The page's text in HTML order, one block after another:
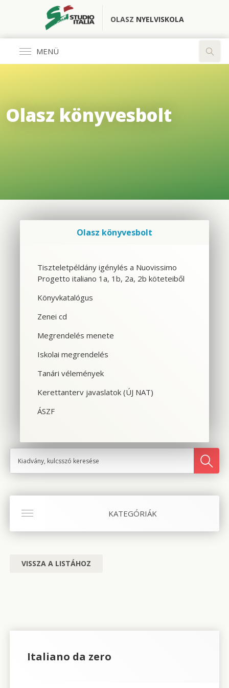
OLASZ NYELVISKOLA
MENÜ
CSOPORTOS NYELVTANFOLYAM
SPANYOL TANFOLYAM OLASZOSOKNAK
CILS NYELVVIZSGA
SZINTFELMÉRÉS
Olasz könyvesbolt
KATEGÓRIÁK
VISSZA A LISTÁHOZ
Italiano da zero
Olasz könyvesbolt
Tiszteletpéldány igénylés a Nuovissimo
Progetto italiano 1a, 1b, 2a, 2b köteteiből
Könyvkatalógus
Zenei cd
Megrendelés menete
Iskolai megrendelés
Tanári vélemények
Kerettanterv javaslatok (ÚJ NAT)
ÁSZF